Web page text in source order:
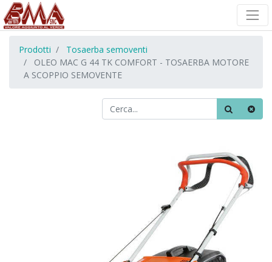
Prodotti
Tosaerba semoventi
OLEO MAC G 44 TK COMFORT - TOSAERBA MOTORE
A SCOPPIO SEMOVENTE